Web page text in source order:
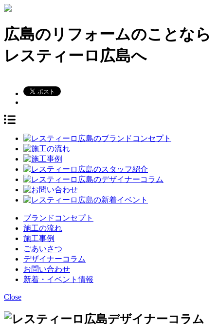
広島のリフォームのことなら
レスティーロ広島へ
ブランドコンセプト
施工の流れ
施工事例
ごあいさつ
デザイナーコラム
お問い合わせ
新着・イベント情報
Close